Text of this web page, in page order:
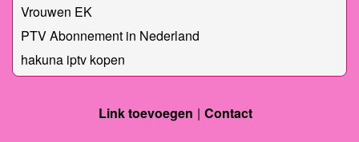
Vrouwen EK
PTV Abonnement in Nederland
hakuna iptv kopen
Link toevoegen Contact